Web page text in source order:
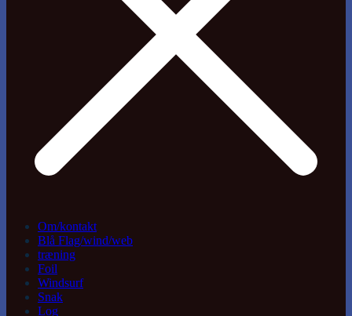
Om/kontakt
Blå Flag/wind/web
træning
Foil
Windsurf
Snak
Log